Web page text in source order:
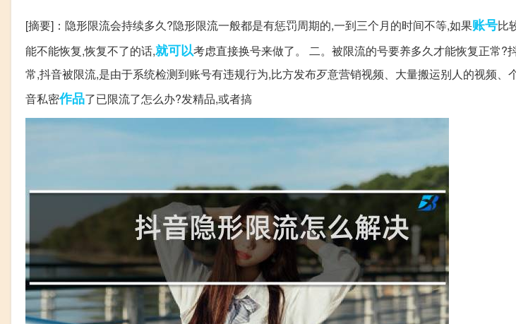
[摘要]：隐形限流会持续多久?隐形限流一般都是有惩罚周期的,一到三个月的时间不等,如果账号比
能不能恢复,恢复不了的话,就可以考虑直接换号来做了。 二。被限流的号要养多久才能恢复正常?
常,抖音被限流,是由于系统检测到账号有违规行为,比方发布歹意营销视频、大量搬运别人的视频、
音私密作品了已限流了怎么办?发精品,或者搞